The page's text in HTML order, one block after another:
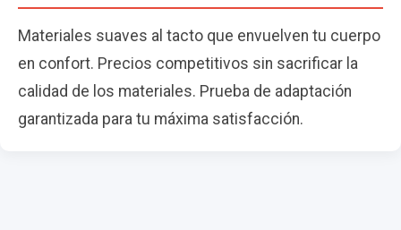
Materiales suaves al tacto que envuelven tu cuerpo
en confort. Precios competitivos sin sacrificar la
calidad de los materiales. Prueba de adaptación
garantizada para tu máxima satisfacción.